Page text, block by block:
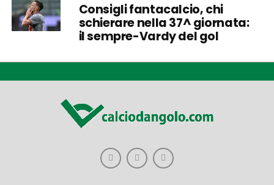
Consigli fantacalcio, chi
schierare nella 37^ giornata:
il sempre-Vardy del gol